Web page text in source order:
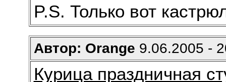
P.S. Только вот
Автор: Orange 9.06.2005 -
Курица праздничная